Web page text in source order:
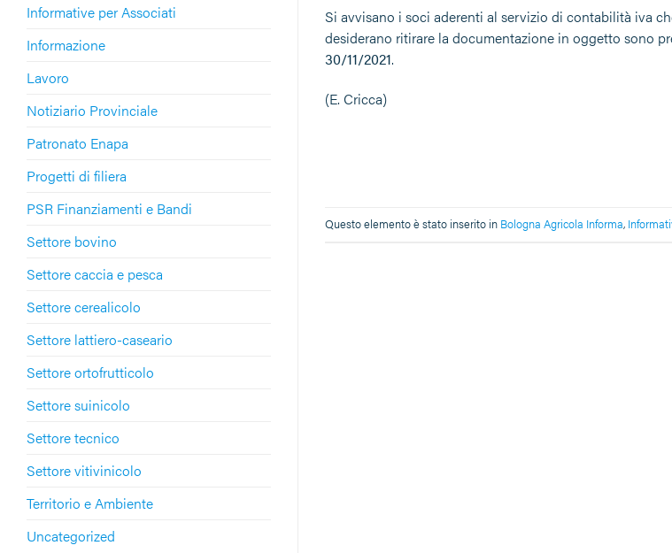
Informative per Associati
Informazione
Lavoro
Notiziario Provinciale
Patronato Enapa
Progetti di filiera
PSR Finanziamenti e Bandi
Settore bovino
Settore caccia e pesca
Settore cerealicolo
Settore lattiero-caseario
Settore ortofrutticolo
Settore suinicolo
Settore tecnico
Settore vitivinicolo
Territorio e Ambiente
Uncategorized
Si avvisano i soci aderenti al servizio di contabilità iva
desiderano ritirare la documentazione in oggetto sono
30/11/2021.
(E. Cricca)
Questo elemento è stato inserito in Bologna Agricola Informa,